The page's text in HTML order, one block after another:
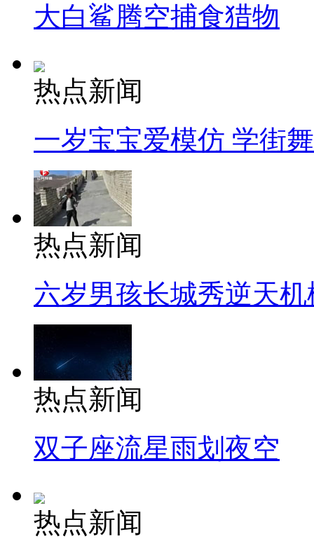
大白鲨腾空捕食猎物
热点新闻
一岁宝宝爱模仿 学街
热点新闻
六岁男孩长城秀逆天机
热点新闻
双子座流星雨划夜空
热点新闻